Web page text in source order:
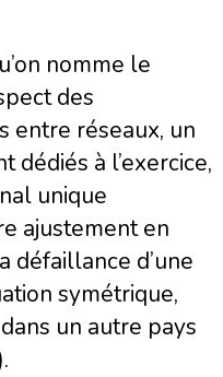
nomme le
des
entre réseaux, un
dédiés à l’exercice,
unique
ajustement en
défaillance d’une
symétrique,
un autre pays